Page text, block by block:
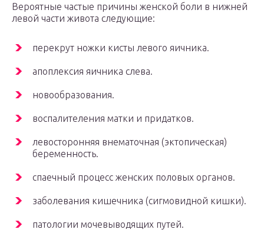
Вероятные частые причины женской боли в нижней
левой части живота следующие:
перекрут ножки кисты левого яичника.
апоплексия яичника слева.
новообразования.
воспалителения матки и придатков.
левосторонняя внематочная (эктопическая)
беременность.
спаечный процесс женских половых органов.
заболевания кишечника (сигмовидной кишки).
патологии мочевыводящих путей.